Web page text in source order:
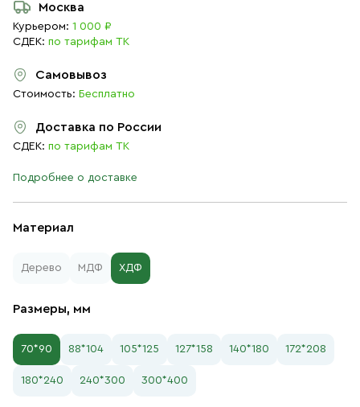
Материал
Дерево МДФ ХДФ
Размеры, мм
70*90 88*104 105*125 127*158 140*180 172*208
180*240 240*300 300*400
Москва
Курьером: 1 000 ₽
СДЕК: по тарифам ТК
Самовывоз
Стоимость: Бесплатно
Доставка по России
СДЕК: по тарифам ТК
Подробнее о доставке